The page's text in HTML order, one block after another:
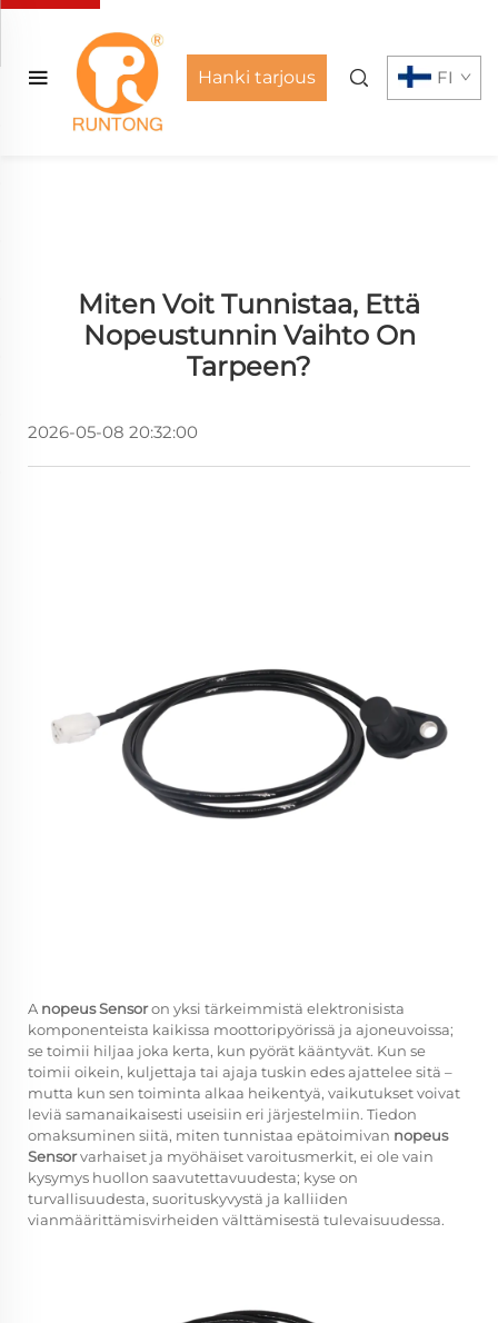
Hanki tarjous FI
Miten Voit Tunnistaa, Että
Nopeustunnin Vaihto On
Tarpeen?
2026-05-08 20:32:00
A nopeus Sensoron yksi tärkeimmistä elektronisista
komponenteista kaikissa moottoripyörissä ja ajoneuvoissa;
se toimii hiljaa joka kerta, kun pyörät kääntyvät. Kun se
toimii oikein, kuljettaja tai ajaja tuskin edes ajattelee sitä –
mutta kun sen toiminta alkaa heikentyä, vaikutukset voivat
leviä samanaikaisesti useisiin eri järjestelmiin. Tiedon
omaksuminen siitä, miten tunnistaa epätoimivan nopeus
Sensorvarhaiset ja myöhäiset varoitusmerkit, ei ole vain
kysymys huollon saavutettavuudesta; kyse on
turvallisuudesta, suorituskyvystä ja kalliiden
vianmäärittämisvirheiden välttämisestä tulevaisuudessa.